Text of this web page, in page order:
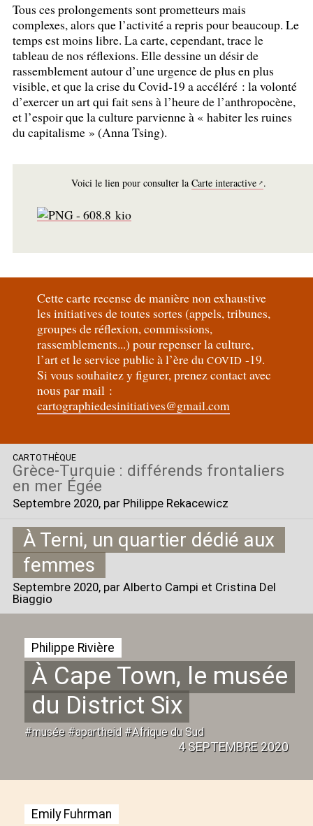
Tous ces prolongements sont prometteurs mais
complexes, alors que l’activité a repris pour beaucoup. Le
temps est moins libre. La carte, cependant, trace le
tableau de nos réflexions. Elle dessine un désir de
rassemblement autour d’une urgence de plus en plus
visible, et que la crise du Covid-19 a accéléré : la volonté
d’exercer un art qui fait sens à l’heure de l’anthropocène,
et l’espoir que la culture parvienne à « habiter les ruines
du capitalisme » (Anna Tsing).
Voici le lien pour consulter laCarte interactive .
Cette carte recense de manière non exhaustive
les initiatives de toutes sortes (appels, tribunes,
groupes de réflexion, commissions,
rassemblements...) pour repenser la culture,
l’art et le service public à l’ère du COVID -19.
Si vous souhaitez y figurer, prenez contact avec
nous par mail :
cartographiedesinitiatives@gmail.com
CARTOTHÈQUE
Grèce-Turquie : différends frontaliers
en mer Égée
Septembre 2020, par Philippe Rekacewicz
À Terni, un quartier dédié aux
femmes
Septembre 2020, par Alberto Campi et Cristina Del
Biaggio
Philippe Rivière
À Cape Town, le musée
du District Six
#musée #apartheid #Afrique du Sud
4 SEPTEMBRE 2020
Emily Fuhrman